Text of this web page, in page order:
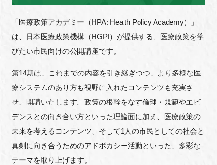
特別会員
イベントお知らせメール登録
「医療政策アカデミー（HPA: Health Policy Academy）」
は、日本医療政策機構（HGPI）が提供する、医療政策を学
びたい市民向けの公開講座です。
第14期は、これまでの内容を引き継ぎつつ、より多様な医
療システムのあり方も視野に入れたコンテンツも充実さ
せ、開講いたします。政策の根幹をなす倫理・規範やエビ
デンスとの向き合い方といった理論面に加え、医療政策の
未来を考えるコンテンツ、そして1人の市民としての社会と
真剣に向き合うためのアドボカシー活動といった、多彩な
テーマを取り上げます。